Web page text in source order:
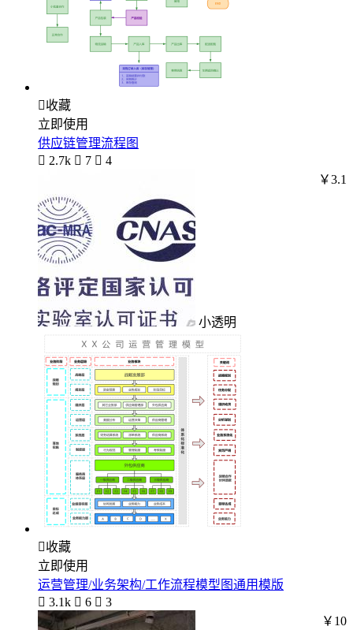
收藏
立即使用
供应链管理流程图
 2.7k  7  4
小透明
￥3.1
收藏
立即使用
运营管理/业务架构/工作流程模型图通用模版
 3.1k  6  3
￥10